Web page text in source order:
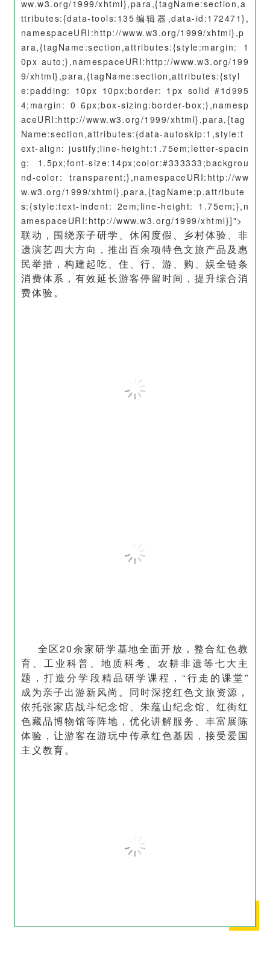
ww.w3.org/1999/xhtml},para,{tagName:section,a
ttributes:{data-tools:135编辑器,data-id:172471},
namespaceURI:http://www.w3.org/1999/xhtml},p
ara,{tagName:section,attributes:{style:margin: 1
0px auto;},namespaceURI: http://www.w3.org/199
9/xhtml},para,{tagName:section,attributes:{styl
e:padding: 10px 10px;border: 1px solid #1d995
4;margin: 0 6px;box-sizing:border-box;},namesp
aceURI:http://www.w3.org/1999/xhtml},para,{tag
Name:section,attributes:{data-autoskip:1,style:t
ext-align: justify;line-height:1.75em;letter-spacin
g: 1.5px;font-size:14px;color:#333333;backgrou
nd-color: transparent;},namespaceURI: http://ww
w.w3.org/1999/xhtml},para,{tagName:p,attribute
s:{style:text-indent: 2em;line-height: 1.75em;},n
amespaceURI: http://www.w3.org/1999/xhtml}]">
联动 ，围绕亲子研学、休闲度假、乡村体验、非
遗演艺四大方向，推出百余项特色文旅产品及惠
民举措，构建起吃、住、行、游、购、娱全链条
消费体系，有效延长游客停留时间，提升综合消
费体验。
全区20余家研学基地全面开放，整合红色教
育、工业科普、地质科考、农耕非遗等七大主
题，打造分学段精品研学课程，“行走的课堂”
成为亲子出游新风尚。同时深挖红色文旅资源，
依托张家店战斗纪念馆、朱蕴山纪念馆、红街红
色藏品博物馆等阵地，优化讲解服务、丰富展陈
体验，让游客在游玩中传承红色基因，接受爱国
主义教育。